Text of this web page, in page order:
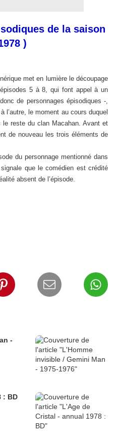
de la saison
)
met en lumière le découpage
5 à 8, qui font appel à un
de personnages épisodiques -,
l’autre, le moment au cours duquel
reste du clan Macahan. Avant et
de nouveau les trois éléments de
du personnage mentionné dans
que le comédien est crédité
absent de l’épisode.
-
: BD